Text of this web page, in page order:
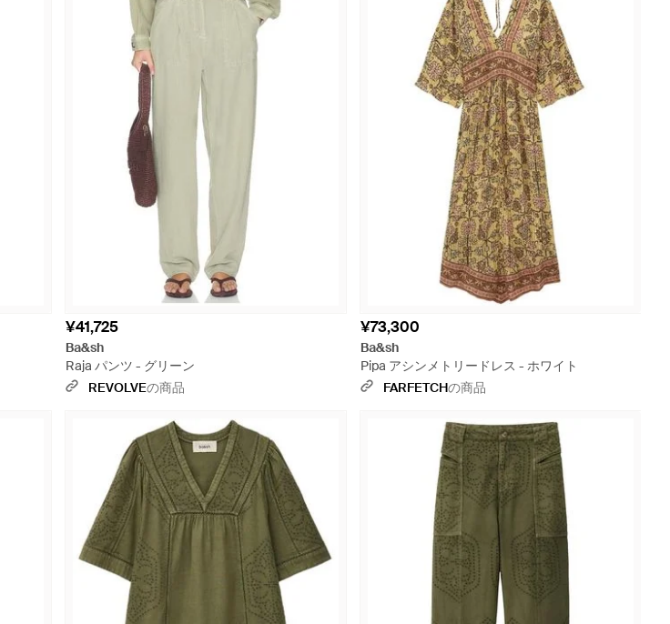
¥41,725
Ba&sh
Raja パンツ - グリーン
REVOLVEの商品
¥73,300
Ba&sh
Pipa アシンメトリードレス - ホワイト
FARFETCHの商品